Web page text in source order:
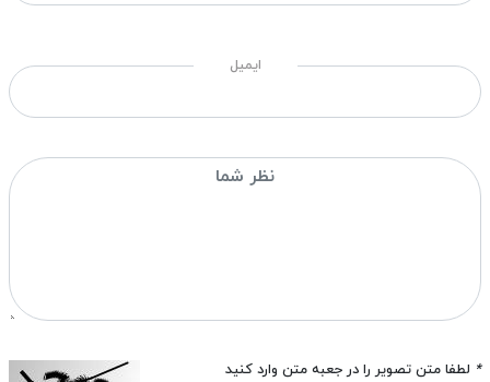
ایمیل
* لطفا متن تصویر را در جعبه متن وارد کنید